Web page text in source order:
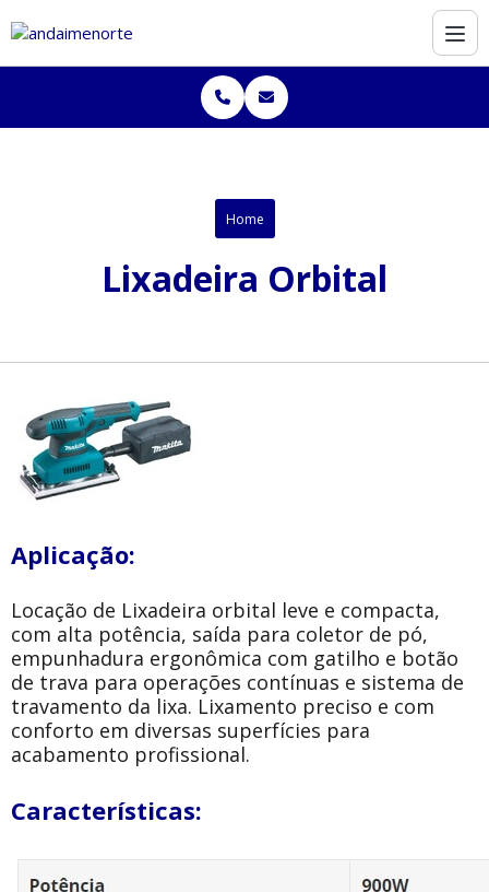
Home
Lixadeira Orbital
Aplicação:
Locação de Lixadeira orbital leve e compacta,
com alta potência, saída para coletor de pó,
empunhadura ergonômica com gatilho e botão
de trava para operações contínuas e sistema de
travamento da lixa. Lixamento preciso e com
conforto em diversas superfícies para
acabamento profissional.
Características: